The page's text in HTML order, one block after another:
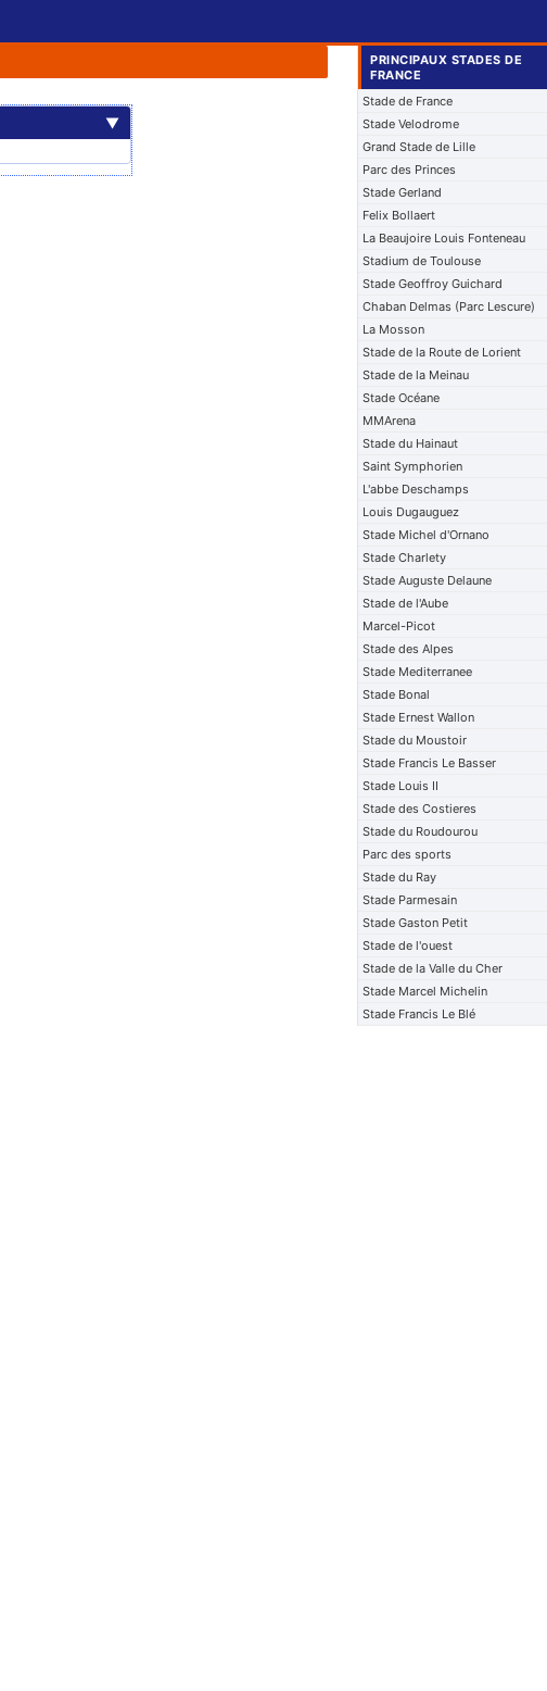
▼
PRINCIPAUX STADES DE
FRANCE
Stade de France
Stade Velodrome
Grand Stade de Lille
Parc des Princes
Stade Gerland
Felix Bollaert
La Beaujoire Louis Fonteneau
Stadium de Toulouse
Stade Geoffroy Guichard
Chaban Delmas (Parc Lescure)
La Mosson
Stade de la Route de Lorient
Stade de la Meinau
Stade Océane
MMArena
Stade du Hainaut
Saint Symphorien
L'abbe Deschamps
Louis Dugauguez
Stade Michel d'Ornano
Stade Charlety
Stade Auguste Delaune
Stade de l'Aube
Marcel-Picot
Stade des Alpes
Stade Mediterranee
Stade Bonal
Stade Ernest Wallon
Stade du Moustoir
Stade Francis Le Basser
Stade Louis II
Stade des Costieres
Stade du Roudourou
Parc des sports
Stade du Ray
Stade Parmesain
Stade Gaston Petit
Stade de l'ouest
Stade de la Valle du Cher
Stade Marcel Michelin
Stade Francis Le Blé